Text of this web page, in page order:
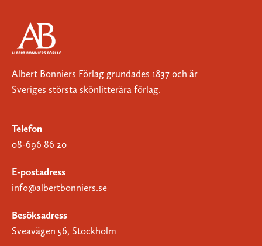
Albert Bonniers Förlag grundades 1837 och är
Sveriges största skönlitterära förlag.
Telefon
08-696 86 20
E-postadress
info@albertbonniers.se
Besöksadress
Sveavägen 56, Stockholm